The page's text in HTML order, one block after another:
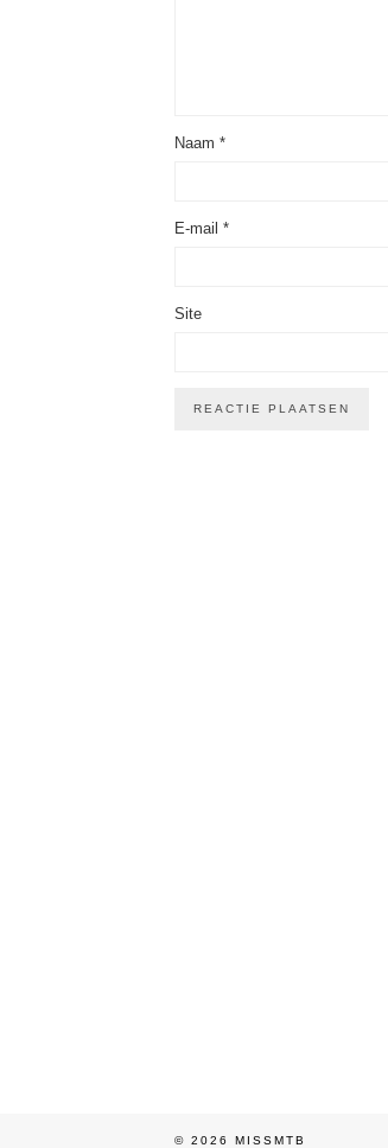
Naam *
E-mail *
Site
© 2026 MISSMTB